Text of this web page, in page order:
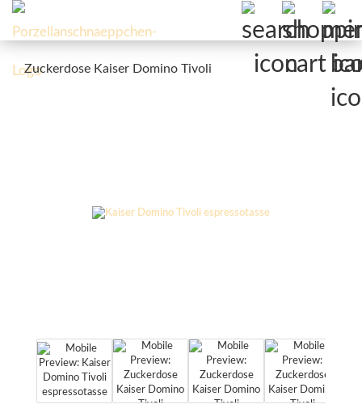
Zuckerdose Kaiser Domino Tivoli